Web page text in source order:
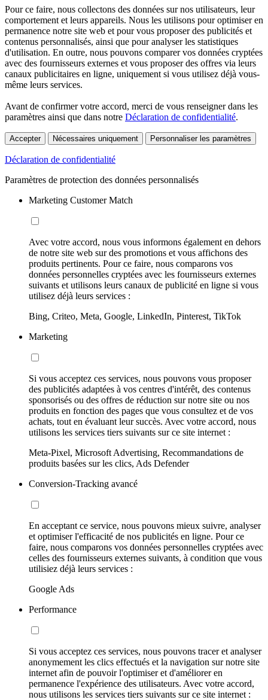
Pour ce faire, nous collectons des données sur nos utilisateurs, leur
comportement et leurs appareils. Nous les utilisons pour optimiser en
permanence notre site web et pour vous proposer des publicités et
contenus personnalisés, ainsi que pour analyser les statistiques
d'utilisation. En outre, nous pouvons comparer vos données cryptées
avec des fournisseurs externes et vous proposer des offres via leurs
canaux publicitaires en ligne, uniquement si vous utilisez déjà vous-
même leurs services.
Avant de confirmer votre accord, merci de vous renseigner dans les
paramètres ainsi que dans notre Déclaration de confidentialité.
Accepter Nécessaires uniquement Personnaliser les paramètres
Déclaration de confidentialité
Paramètres de protection des données personnalisés
Marketing Customer Match
Avec votre accord, nous vous informons également en dehors
de notre site web sur des promotions et vous affichons des
produits pertinents. Pour ce faire, nous comparons vos
données personnelles cryptées avec les fournisseurs externes
suivants et utilisons leurs canaux de publicité en ligne si vous
utilisez déjà leurs services :
Bing, Criteo, Meta, Google, LinkedIn, Pinterest, TikTok
Marketing
Si vous acceptez ces services, nous pouvons vous proposer
des publicités adaptées à vos centres d'intérêt, des contenus
sponsorisés ou des offres de réduction sur notre site ou nos
produits en fonction des pages que vous consultez et de vos
achats, tout en évaluant leur succès. Avec votre accord, nous
utilisons les services tiers suivants sur ce site internet :
Meta-Pixel, Microsoft Advertising, Recommandations de
produits basées sur les clics, Ads Defender
Conversion-Tracking avancé
En acceptant ce service, nous pouvons mieux suivre, analyser
et optimiser l'efficacité de nos publicités en ligne. Pour ce
faire, nous comparons vos données personnelles cryptées avec
celles des fournisseurs externes suivants, à condition que vous
utilisiez déjà leurs services :
Google Ads
Performance
Si vous acceptez ces services, nous pouvons tracer et analyser
anonymement les clics effectués et la navigation sur notre site
internet afin de pouvoir l'optimiser et d'améliorer en
permanence l'expérience des utilisateurs. Avec votre accord,
nous utilisons les services tiers suivants sur ce site internet :